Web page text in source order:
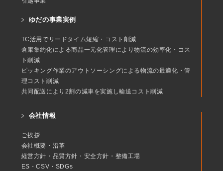
ゆだの事業実例
TC活用でリードタイム短縮・コスト削減
倉庫集約化による商品一元化管理により物流の効率化・コス
ト削減
ピッキング作業のアウトソーシングによる物流の最適化・管
理コスト削減
共同配送により2割の減車を実施し輸送コスト削減
会社情報
ご挨拶
会社概要・沿革
経営方針・品質方針・安全方針・整備工場
ES・CSV・SDGs